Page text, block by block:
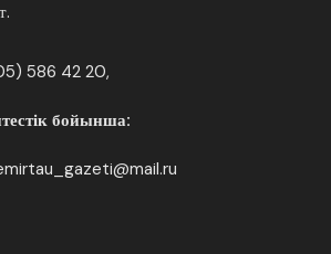
586 42 20,
бойынша: